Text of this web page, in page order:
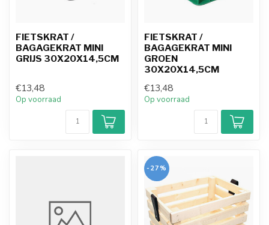
FIETSKRAT /
BAGAGEKRAT MINI
GRIJS 30X20X14,5CM
€13,48
Op voorraad
FIETSKRAT /
BAGAGEKRAT MINI
GROEN
30X20X14,5CM
€13,48
Op voorraad
-27%